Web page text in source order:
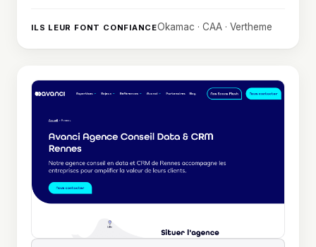
ILS LEUR FONT CONFIANCEOkamac · CAA · Vertheme